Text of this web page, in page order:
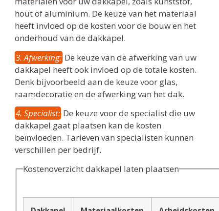
hout of aluminium. De keuze van het materiaal
heeft invloed op de kosten voor de bouw en het
onderhoud van de dakkapel.
3. Afwerking: De keuze van de afwerking van uw
dakkapel heeft ook invloed op de totale kosten.
Denk bijvoorbeeld aan de keuze voor glas,
raamdecoratie en de afwerking van het dak.
4. Specialist: De keuze voor de specialist die uw
dakkapel gaat plaatsen kan de kosten
beïnvloeden. Tarieven van specialisten kunnen
verschillen per bedrijf.
Kostenoverzicht dakkapel laten plaatsen